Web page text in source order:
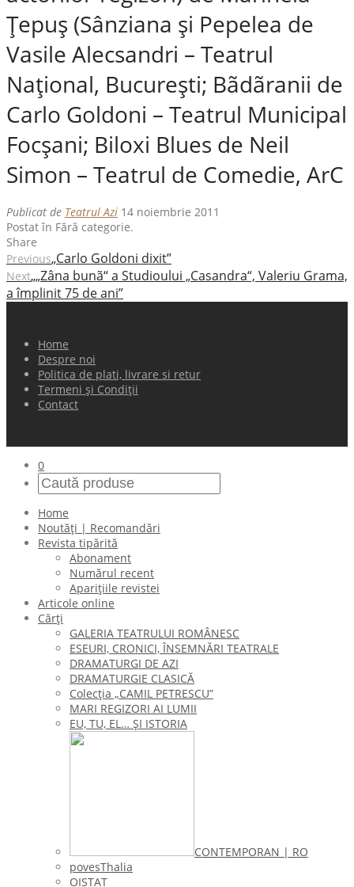
Ţepuş (Sânziana şi Pepelea de
Vasile Alecsandri – Teatrul
Naţional, Bucureşti; Bãdãranii de
Carlo Goldoni – Teatrul Municipal
Focşani; Biloxi Blues de Neil
Simon – Teatrul de Comedie, ArC
Publicat de Teatrul Azi 14 noiembrie 2011
Postat în Fără categorie.
Share
Previous„Carlo Goldoni dixit”
Next„„Zâna bunã“ a Studioului „Casandra“, Valeriu Grama,
a împlinit 75 de ani”
Home
Despre noi
Politica de plati, livrare si retur
Termeni și Condiții
Contact
0
Home
Noutăți | Recomandări
Revista tipărită
Abonament
Numărul recent
Aparițiile revistei
Articole online
Cărți
GALERIA TEATRULUI ROMÂNESC
ESEURI, CRONICI, ÎNSEMNĂRI TEATRALE
DRAMATURGI DE AZI
DRAMATURGIE CLASICĂ
Colecţia „CAMIL PETRESCU”
MARI REGIZORI AI LUMII
EU, TU, EL… ŞI ISTORIA
CONTEMPORAN | RO
povesThalia
OISTAT